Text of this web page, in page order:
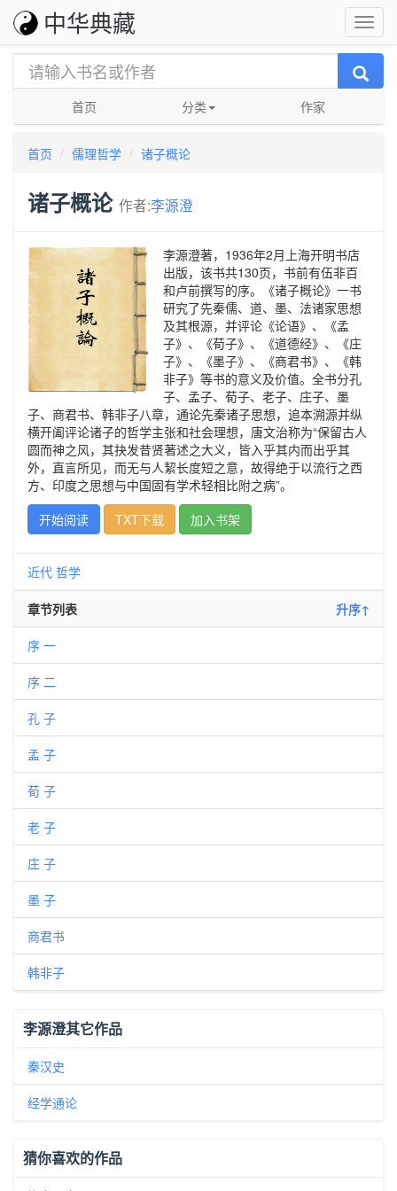
中华典藏
首页 分类 作家
首页 儒理哲学 诸子概论
诸子概论 作者:李源澄
李源澄著，1936年2月上海开明书店
出版，该书共130页，书前有伍非百
和卢前撰写的序。《诸子概论》一书
研究了先秦儒、道、墨、法诸家思想
及其根源，并评论《论语》、《孟
子》、《荀子》、《道德经》、《庄
子》、《墨子》、《商君书》、《韩
非子》等书的意义及价值。全书分孔
子、孟子、荀子、老子、庄子、墨
子、商君书、韩非子八章，通论先秦诸子思想，追本溯源并纵
横开阖评论诸子的哲学主张和社会理想，唐文治称为“保留古人
圆而神之风，其抉发昔贤著述之大义，皆入乎其内而出乎其
外，直言所见，而无与人絜长度短之意，故得绝于以流行之西
方、印度之思想与中国固有学术轻相比附之病”。
开始阅读
TXT下载 加入书架
近代 哲学
章节列表 升序↑
序 一
序 二
孔 子
孟 子
荀 子
老 子
庄 子
墨 子
商君书
韩非子
李源澄其它作品
秦汉史
经学通论
猜你喜欢的作品